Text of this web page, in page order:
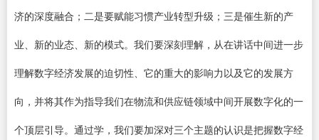
济的深度融合；二是要赋能习惯产业转型升级；三是催生新的产
业、新的业态、新的模式。我们要深刻理解，从在讲话中间进一步
理解数字经济发展的迫切性、它的重大的影响力以及它的发展方
向，并将其作为指导我们在物流和供应链领域中间开展数字化的一
个顶层引导。通过学，我们要加深对三个主题的认识是把握数字经